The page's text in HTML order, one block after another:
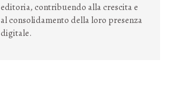
editoria, contribuendo alla crescita e
al consolidamento della loro presenza
digitale.